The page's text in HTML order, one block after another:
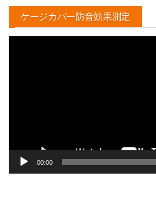
ケージカバー防音効果測定
00:00